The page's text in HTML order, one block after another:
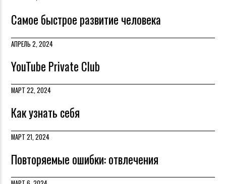
Самое быстрое развитие человека
АПРЕЛЬ 2, 2024
YouTube Private Club
МАРТ 22, 2024
Как узнать себя
МАРТ 21, 2024
Повторяемые ошибки: отвлечения